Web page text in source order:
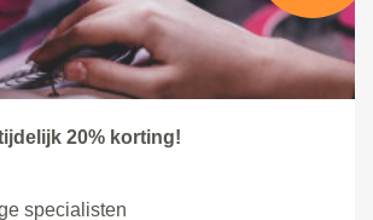
20% korting!
specialisten